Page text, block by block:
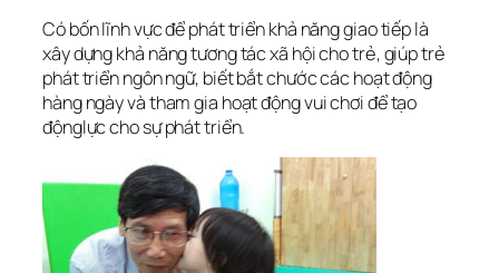
Có bốn lĩnh vực để phát triển khả năng giao tiếp là
xây dựng khả năng tương tác xã hội cho trẻ, giúp trẻ
phát triển ngôn ngữ, biết bắt chước các hoạt động
hàng ngày và tham gia hoạt động vui chơi để tạo
độnglực cho sự phát triển.